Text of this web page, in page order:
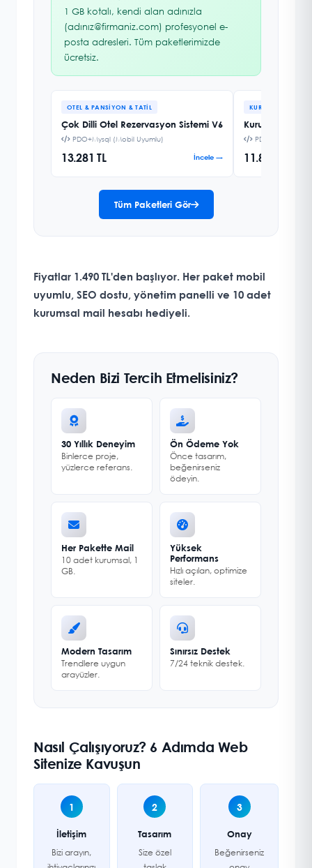
1 GB kotalı, kendi alan adınızla
(adınız@firmaniz.com) profesyonel e-
posta adresleri. Tüm paketlerimizde
ücretsiz.
OTEL & PANSIYON & TATIL
Çok Dilli Otel Rezervasyon Sistemi V6
PDO+Mysql (Mobil Uyumlu)
13.281 TL İncele →
KURUMSAL FIRMA
Kurumsal
PDO+Mysql
11.858 TL
Tüm Paketleri Gör
Fiyatlar 1.490 TL'den başlıyor. Her paket mobil
uyumlu, SEO dostu, yönetim panelli ve 10 adet
kurumsal mail hesabı hediyeli.
Neden Bizi Tercih Etmelisiniz?
30 Yıllık Deneyim
Binlerce proje,
yüzlerce referans.
Ön Ödeme Yok
Önce tasarım,
beğenirseniz
ödeyin.
Her Pakette Mail
10 adet kurumsal, 1
GB.
Yüksek
Performans
Hızlı açılan, optimize
siteler.
Modern Tasarım
Trendlere uygun
arayüzler.
Sınırsız Destek
7/24 teknik destek.
Nasıl Çalışıyoruz? 6 Adımda Web
Sitenize Kavuşun
1
İletişim
Bizi arayın,
2
Tasarım
Size özel
3
Onay
Beğenirseniz